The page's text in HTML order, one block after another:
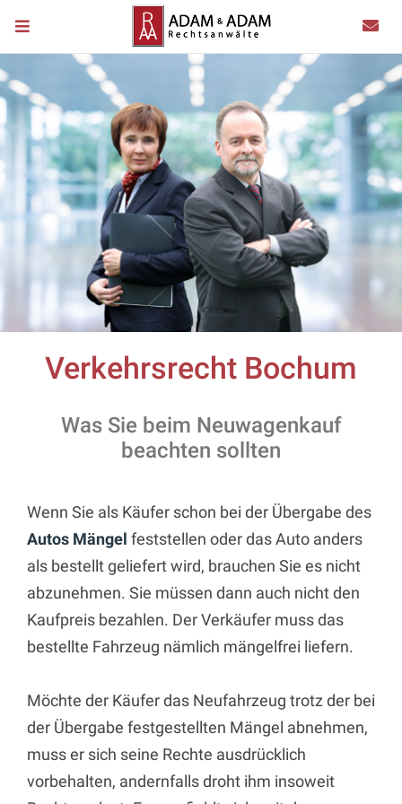
Verkehrsrecht Bochum
Was Sie beim Neuwagenkauf
beachten sollten
Wenn Sie als Käufer schon bei der Übergabe des
Autos Mängel feststellen oder das Auto anders
als bestellt geliefert wird, brauchen Sie es nicht
abzunehmen. Sie müssen dann auch nicht den
Kaufpreis bezahlen. Der Verkäufer muss das
bestellte Fahrzeug nämlich mängelfrei liefern.
Möchte der Käufer das Neufahrzeug trotz der bei
der Übergabe festgestellten Mängel abnehmen,
muss er sich seine Rechte ausdrücklich
vorbehalten, andernfalls droht ihm insoweit